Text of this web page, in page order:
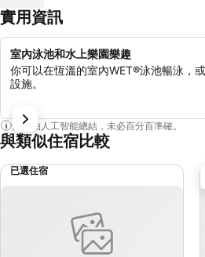
實用資訊
室內泳池和水上樂園樂趣
你可以在恆溫的室內WET®泳池暢泳，
設施。
內容由人工智能總結，未必百分百準確。
與類似住宿比較
已選住宿